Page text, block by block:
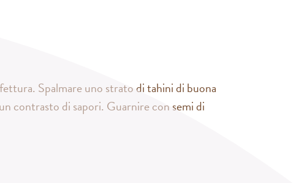
Spalmare uno strato di tahini di buona
contrasto di sapori. Guarnire con semi di